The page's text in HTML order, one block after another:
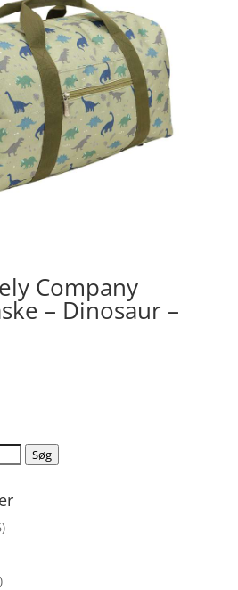
Company
– Dinosaur –
337,99.
Søg